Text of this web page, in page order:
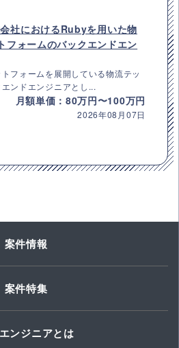
社におけるRubyを用いた物
フォームのバックエンドエン
フォームを展開している物流テッ
ンドエンジニアとし...
月額単価：80万円〜100万円
2026年08月07日
案件情報
案件特集
ンジニアとは